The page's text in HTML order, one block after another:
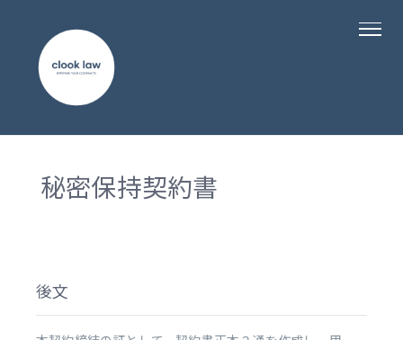
秘密保持契約書
後文